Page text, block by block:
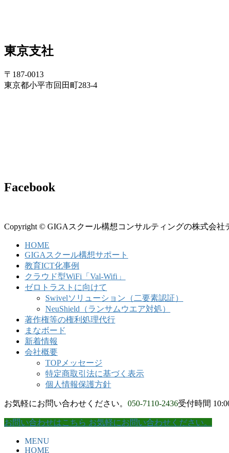
東京支社
〒187-0013
東京都小平市回田町283-4
Facebook
Copyright © GIGAスクール構想コンサルティングの株式会社
HOME
GIGAスクール構想サポート
教育ICT化事例
クラウド型WiFi「Val-Wifi」
ゼロトラストに向けて
Swivelソリューション（二要素認証）
NeuShield（ランサムウエア対処）
著作権等の権利処理代行
まなボード
新着情報
会社概要
TOPメッセージ
特定商取引法に基づく表示
個人情報保護方針
お気軽にお問い合わせください。 050-7110-2436受付時間
お問い合わせはこちら お気軽にお問い合わせください。
MENU
HOME